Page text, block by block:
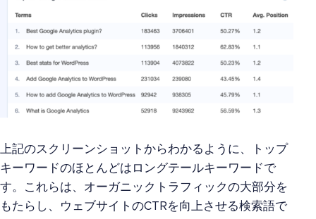
上記のスクリーンショットからわかるように、トップ
キーワードのほとんどはロングテールキーワードで
す。これらは、オーガニックトラフィックの大部分を
もたらし、ウェブサイトのCTRを向上させる検索語で